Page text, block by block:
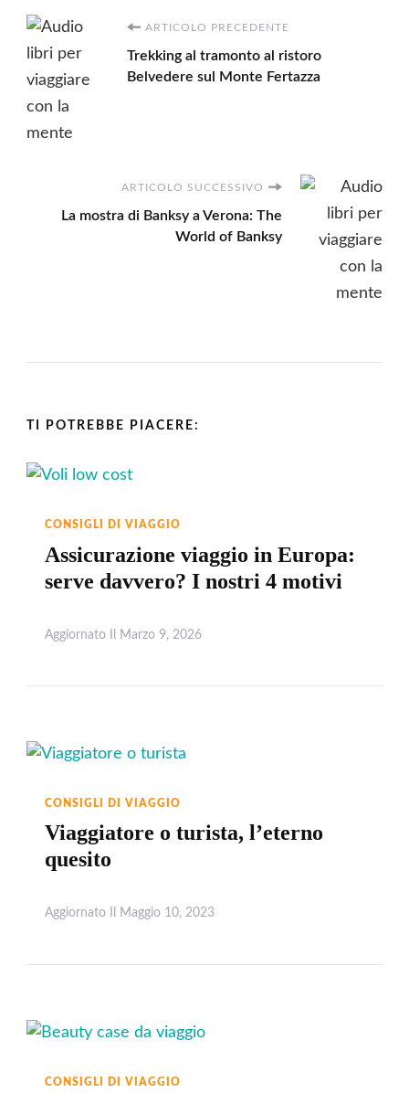
Navigazione
articoli
ARTICOLO PRECEDENTE
Trekking al tramonto al ristoro
Belvedere sul Monte Fertazza
ARTICOLO SUCCESSIVO
La mostra di Banksy a Verona: The
World of Banksy
TI POTREBBE PIACERE:
CONSIGLI DI VIAGGIO
Assicurazione viaggio in Europa:
serve davvero? I nostri 4 motivi
Aggiornato Il Marzo 9, 2026
CONSIGLI DI VIAGGIO
Viaggiatore o turista, l’eterno
quesito
Aggiornato Il Maggio 10, 2023
CONSIGLI DI VIAGGIO